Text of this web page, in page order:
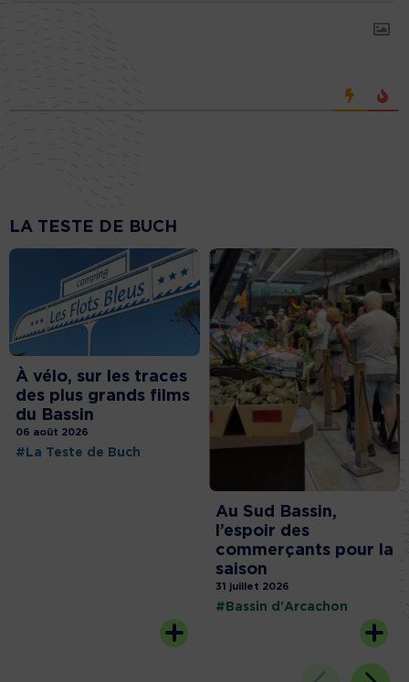
LA TESTE DE BUCH
À vélo, sur les traces
des plus grands films
du Bassin
06 août 2026
#La Teste de Buch
Au Sud Bassin,
l’espoir des
commerçants pour la
saison
31 juillet 2026
#Bassin d'Arcachon